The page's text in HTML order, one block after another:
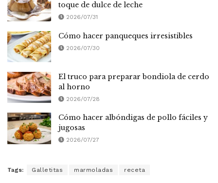
toque de dulce de leche
2026/07/31
Cómo hacer panqueques irresistibles
2026/07/30
El truco para preparar bondiola de cerdo
al horno
2026/07/28
Cómo hacer albóndigas de pollo fáciles y
jugosas
2026/07/27
Tags: Galletitas marmoladas receta